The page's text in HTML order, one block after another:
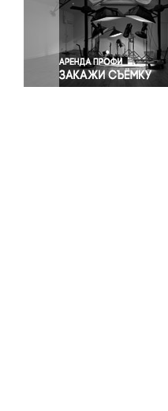
Спорт
Экология
Экономика и бизнес